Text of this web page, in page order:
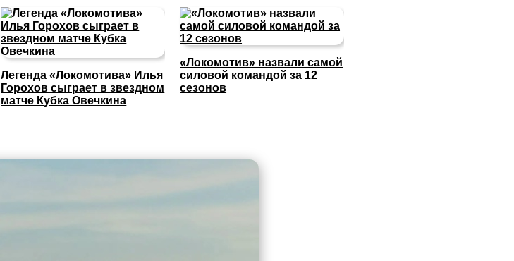
Легенда «Локомотива» Илья
Горохов сыграет в звездном
матче Кубка Овечкина
«Локомотив» назвали самой
силовой командой за 12
сезонов